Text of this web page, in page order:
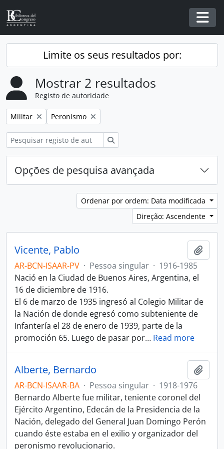
Skip to main content
Limite os seus resultados por:
Mostrar 2 resultados
Registo de autoridade
Remover filtro:
Militar Remover filtro:
Peronismo
Opções de pesquisa avançada
Ordenar por ordem: Data modificada
Direção: Ascendente
Vicente, Pablo
AR-BCN-ISAAR-PV · Pessoa singular · 1916-1985
Nació en la Ciudad de Buenos Aires, Argentina, el
16 de diciembre de 1916.
El 6 de marzo de 1935 ingresó al Colegio Militar de
la Nación de donde egresó como subteniente de
Infantería el 28 de enero de 1939, parte de la
promoción 65. Luego de pasar por… Read more
Alberte, Bernardo
AR-BCN-ISAAR-BA · Pessoa singular · 1918-1976
Bernardo Alberte fue militar, teniente coronel del
Ejército Argentino, Edecán de la Presidencia de la
Nación, delegado del General Juan Domingo Perón
cuando éste estaba en el exilio y organizador del
peronismo revolucionario.